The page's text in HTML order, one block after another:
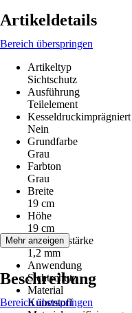
Artikeldetails
Bereich überspringen
Artikeltyp
Sichtschutz
Ausführung
Teilelement
Kesseldruckimprägniert
Nein
Grundfarbe
Grau
Farbton
Grau
Breite
19 cm
Höhe
19 cm
Lamellenstärke
1,2 mm
Anwendung
Sichtschutz
Material
Kunststoff
Mehr anzeigen
Beschreibung
Bereich überspringen